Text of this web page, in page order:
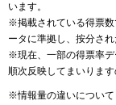
います。
※掲載されている得票数
ータに準拠し、按分され
※現在、一部の得票率デ
順次反映してまいりま
※情報量の違いについて